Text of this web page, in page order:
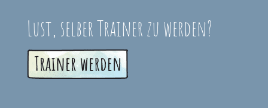
Lust, selber Trainer zu werden?